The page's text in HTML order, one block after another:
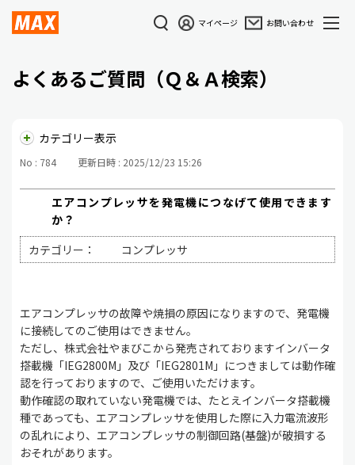
マイページ お問い合わせ
よくあるご質問（Ｑ＆Ａ検索）
カテゴリー表示
No : 784 更新日時 : 2025/12/23 15:26
エアコンプレッサを発電機につなげて使用できます
か？
カテゴリー：
コンプレッサ
エアコンプレッサの故障や焼損の原因になりますので、発電機
に接続してのご使用はできません。
ただし、株式会社やまびこから発売されておりますインバータ
搭載機「IEG2800M」及び「IEG2801M」につきましては動作確
認を行っておりますので、ご使用いただけます。
動作確認の取れていない発電機では、たとえインバータ搭載機
種であっても、エアコンプレッサを使用した際に入力電流波形
の乱れにより、エアコンプレッサの制御回路(基盤)が破損する
おそれがあります。